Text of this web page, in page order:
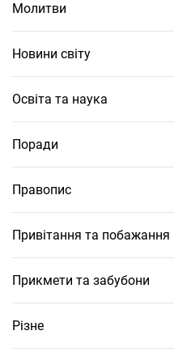
Молитви
Новини світу
Освіта та наука
Поради
Правопис
Привітання та побажання
Прикмети та забубони
Різне